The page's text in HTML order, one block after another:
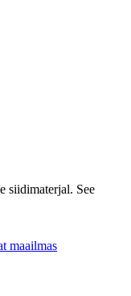
siidimaterjal. See